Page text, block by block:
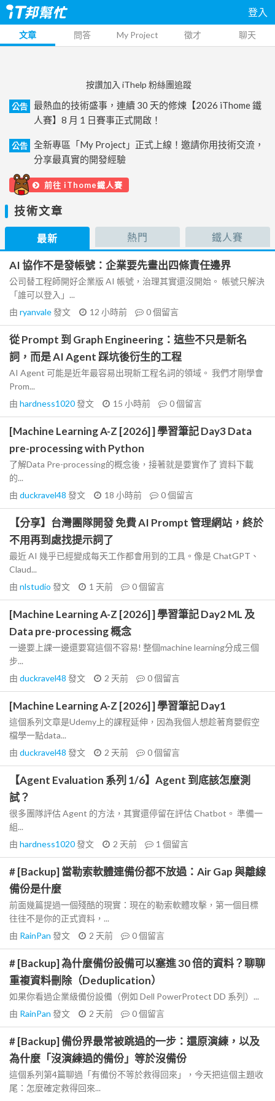
登入
文章 問答 My Project 徵才 聊天
按讚加入 iThelp 粉絲團追蹤
公告
最熱血的技術盛事，連續 30 天的修煉【2026 iThome 鐵
人賽】8 月 1 日賽事正式開啟！
公告
全新專區「My Project」正式上線！邀請你用技術交流，
分享最真實的開發經驗
前往 iThome鐵人賽
技術文章
最新 熱門 鐵人賽
AI 協作不是發帳號：企業要先畫出四條責任邊界
公司替工程師開好企業版 AI 帳號，治理其實還沒開始。 帳號只解決
「誰可以登入」...
由 ryanvale發文 12 小時前 0個留言
從 Prompt 到 Graph Engineering：這些不只是新名
詞，而是 AI Agent 踩坑後衍生的工程
AI Agent 可能是近年最容易出現新工程名詞的領域。 我們才剛學會
Prom...
由 hardness1020發文 15 小時前 0個留言
[Machine Learning A-Z [2026] ] 學習筆記 Day3 Data
pre-processing with Python
了解Data Pre-processing的概念後，接著就是要實作了 資料下載
的...
由 duckravel48 發文 18 小時前 0個留言
【分享】台灣團隊開發 免費 AI Prompt 管理網站，終於
不用再到處找提示詞了
最近 AI 幾乎已經變成每天工作都會用到的工具。像是 ChatGPT、
Claud...
由 nlstudio 發文 1 天前 0個留言
[Machine Learning A-Z [2026] ] 學習筆記 Day2 ML 及
Data pre-processing 概念
一邊要上課一邊還要寫這個不容易! 整個machine learning分成三個
步...
由 duckravel48 發文 2 天前 0個留言
[Machine Learning A-Z [2026] ] 學習筆記 Day1
這個系列文章是Udemy上的課程延伸，因為我個人想趁著育嬰假空
檔學一點data...
由 duckravel48 發文 2 天前 0個留言
【Agent Evaluation 系列 1/6】Agent 到底該怎麼測
試？
很多團隊評估 Agent 的方法，其實還停留在評估 Chatbot。 準備一
組...
由 hardness1020發文 2 天前 1 個留言
# [Backup] 當勒索軟體連備份都不放過：Air Gap 與離線
備份是什麼
前面幾篇提過一個殘酷的現實：現在的勒索軟體攻擊，第一個目標
往往不是你的正式資料，...
由 RainPan 發文 2 天前 0個留言
# [Backup] 為什麼備份設備可以塞進 30 倍的資料？聊聊
重複資料刪除（Deduplication）
如果你看過企業級備份設備（例如 Dell PowerProtect DD 系列）...
由 RainPan 發文 2 天前 0個留言
# [Backup] 備份界最常被跳過的一步：還原演練，以及
為什麼「沒演練過的備份」等於沒備份
這個系列第4篇聊過「有備份不等於救得回來」，今天把這個主題收
尾：怎麼確定救得回來...